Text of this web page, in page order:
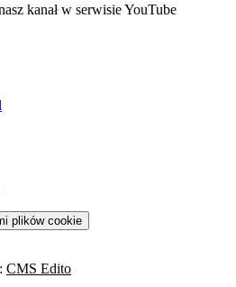
się w nowej karcie
kanał w serwisie YouTube
plików cookie
CMS Edito